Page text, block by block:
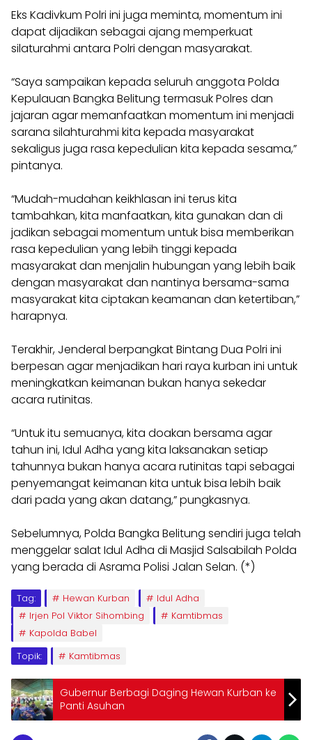
Eks Kadivkum Polri ini juga meminta, momentum ini
dapat dijadikan sebagai ajang memperkuat
silaturahmi antara Polri dengan masyarakat.
“Saya sampaikan kepada seluruh anggota Polda
Kepulauan Bangka Belitung termasuk Polres dan
jajaran agar memanfaatkan momentum ini menjadi
sarana silahturahmi kita kepada masyarakat
sekaligus juga rasa kepedulian kita kepada sesama,”
pintanya.
“Mudah-mudahan keikhlasan ini terus kita
tambahkan, kita manfaatkan, kita gunakan dan di
jadikan sebagai momentum untuk bisa memberikan
rasa kepedulian yang lebih tinggi kepada
masyarakat dan menjalin hubungan yang lebih baik
dengan masyarakat dan nantinya bersama-sama
masyarakat kita ciptakan keamanan dan ketertiban,”
harapnya.
Terakhir, Jenderal berpangkat Bintang Dua Polri ini
berpesan agar menjadikan hari raya kurban ini untuk
meningkatkan keimanan bukan hanya sekedar
acara rutinitas.
“Untuk itu semuanya, kita doakan bersama agar
tahun ini, Idul Adha yang kita laksanakan setiap
tahunnya bukan hanya acara rutinitas tapi sebagai
penyemangat keimanan kita untuk bisa lebih baik
dari pada yang akan datang,” pungkasnya.
Sebelumnya, Polda Bangka Belitung sendiri juga telah
menggelar salat Idul Adha di Masjid Salsabilah Polda
yang berada di Asrama Polisi Jalan Selan. (*)
Tag: Hewan Kurban
Idul Adha
Irjen Pol Viktor Sihombing
Kamtibmas
Kapolda Babel
Topik:
Kamtibmas
Gubernur Berbagi Daging Hewan Kurban ke
Panti Asuhan